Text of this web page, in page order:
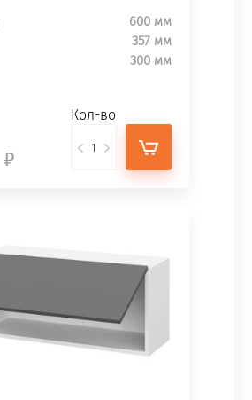
600 мм
357 мм
300 мм
Кол-во